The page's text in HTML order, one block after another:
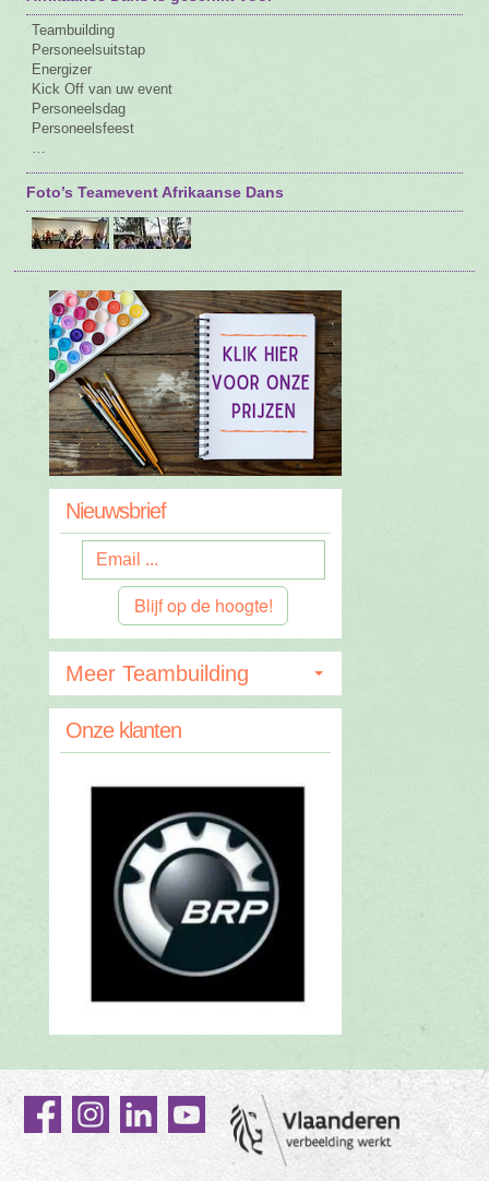
Teambuilding
Personeelsuitstap
Energizer
Kick Off van uw event
Personeelsdag
Personeelsfeest
…
Foto’s Teamevent Afrikaanse Dans
Nieuwsbrief
Blijf op de hoogte!
Meer Teambuilding
Onze klanten